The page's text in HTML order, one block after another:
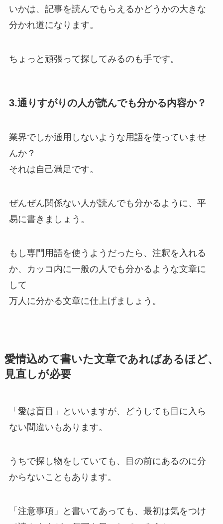
いかは、記事を読んでもらえるかどうかの大きな
分かれ道になります。
ちょっと頑張って探してみるのも手です。
3.通りすがりの人が読んでも分かる内容か？
業界でしか通用しないような用語を使っていませ
んか？
それは自己満足です。
ぜんぜん関係ない人が読んでも分かるように、平
易に書きましょう。
もし専門用語を使うようだったら、注釈を入れる
か、カッコ内に一般の人でも分かるような文章に
して
万人に分かる文章に仕上げましょう。
愛情込めて書いた文章であればあるほど、
見直しが必要
「愛は盲目」といいますが、どうしても目に入ら
ない間違いもあります。
うちで探し物をしていても、目の前にあるのに分
からないこともあります。
「注意事項」と書いてあっても、最初は気をつけ